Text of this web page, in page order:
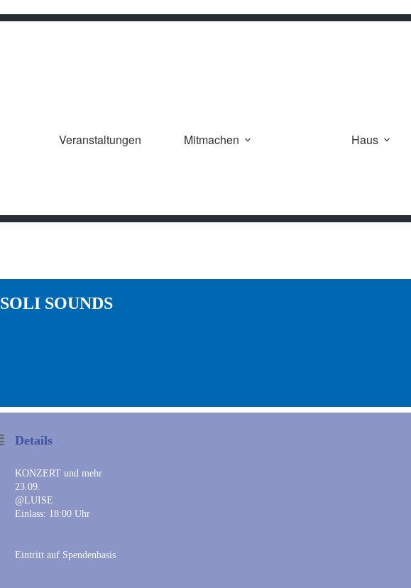
Veranstaltungen Mitmachen Haus
SOUNDS
Details
KONZERT und mehr
23.09.
@LUISE
Einlass: 18:00 Uhr
Eintritt auf Spendenbasis